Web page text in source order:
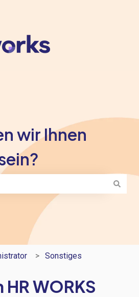
für Übersetzungen anzeigen
wir Ihnen
da das Suchfeld leer ist.
Sonstiges
WORKS